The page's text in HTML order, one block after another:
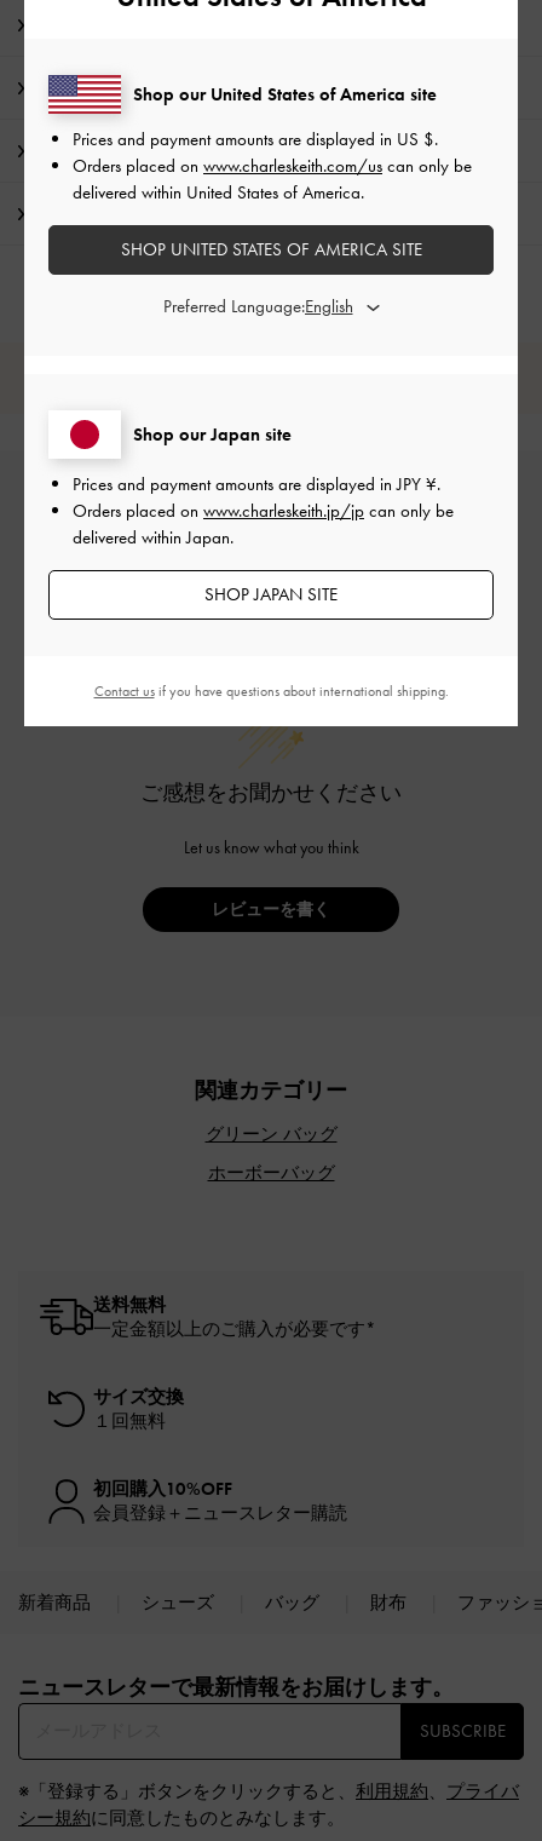
商品詳細 / お手入れ方法
特典
ご感想をお聞かせください
Let us know what you think
レビューを書く
関連カテゴリー
グリーン バッグ
ホーボーバッグ
送料無料
一定金額以上のご購入が必要です*
サイズ交換
１回無料
初回購入10%OFF
会員登録＋ニュースレター購読
新着商品 シューズ バッグ 財布 ファッシ
ニュースレターで最新情報をお届けします。​
SUBSCRIBE
※「登録する」ボタンをクリックすると、 利用規約、 プライバ
シー規約に同意したものとみなします。
Shop our Japan site
Prices and payment amounts are displayed inJPY ¥.
Orders placed on www.charleskeith.jp/jp can only be
delivered within Japan.
SHOP JAPAN SITE
Shop our United States of America site
Prices and payment amounts are displayed in US $.
Orders placed on www.charleskeith.com/us can only be
delivered within United States of America.
SHOP UNITED STATES OF AMERICA SITE
Preferred Language:
Contact usif you have questions about international shipping.